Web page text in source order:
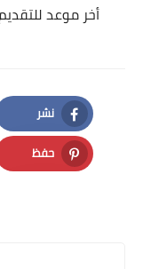
أخر موعد للتقديم
نشر
Facebook
حفظ
Pinterest